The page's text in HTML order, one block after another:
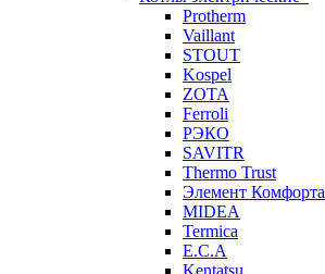
Protherm
Vaillant
STOUT
Kospel
ZOTA
Ferroli
РЭКО
SAVITR
Thermo Trust
Элемент Комфорта
MIDEA
Termica
E.C.A
Kentatsu